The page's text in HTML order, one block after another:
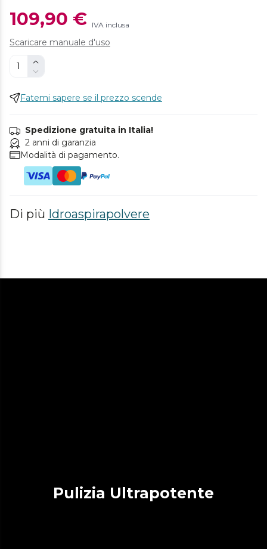
109,90 € IVA inclusa
Scaricare manuale d'uso
Fatemi sapere se il prezzo scende
Spedizione gratuita in Italia!
2 anni di garanzia
Modalità di pagamento.
Di più Idroaspirapolvere
Pulizia Ultrapotente